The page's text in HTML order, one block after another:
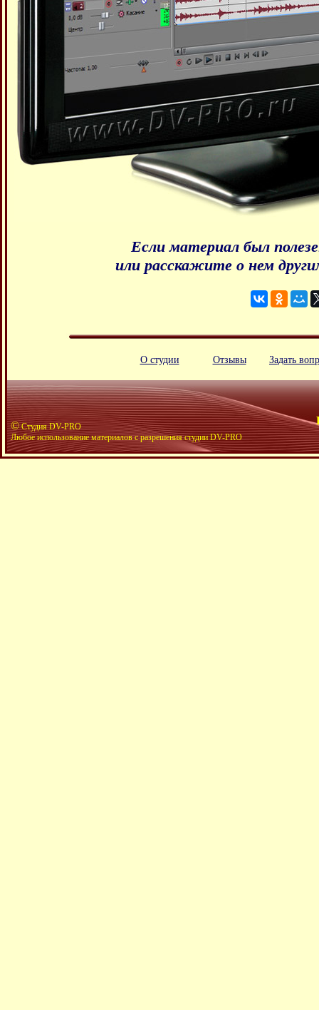
Если материал был
или расскажите о нем
О студии Отзывы Задать
©Студия DV-PRO
Любое использование материалов с разрешения студии DV-PRO